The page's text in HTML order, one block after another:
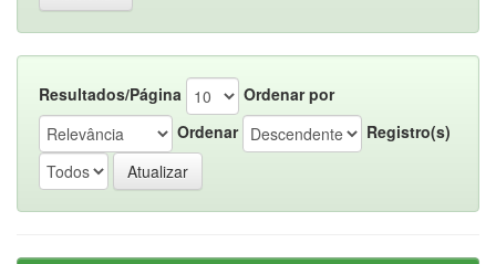
Resultados/Página
Ordenar por
Ordenar
Registro(s)